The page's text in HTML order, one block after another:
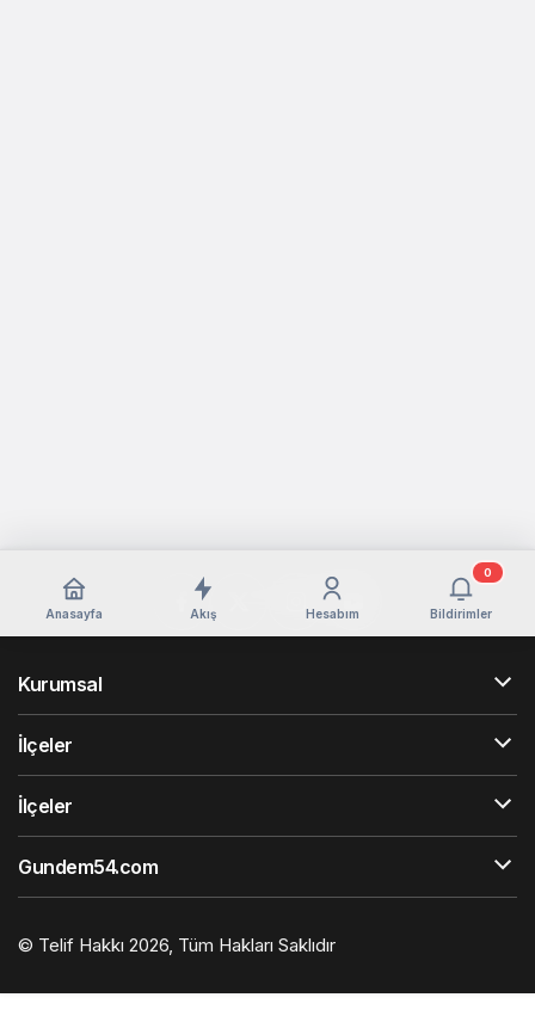
Anasayfa Akış Hesabım Bildirimler
0
Kurumsal
İlçeler
İlçeler
Gundem54.com
© Telif Hakkı 2026, Tüm Hakları Saklıdır